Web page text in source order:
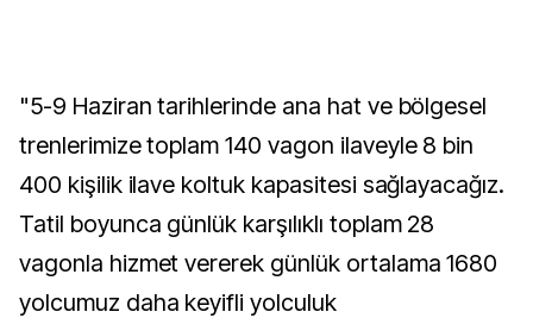
"5-9 Haziran tarihlerinde ana hat ve bölgesel
trenlerimize toplam 140 vagon ilaveyle 8 bin
400 kişilik ilave koltuk kapasitesi sağlayacağız.
Tatil boyunca günlük karşılıklı toplam 28
vagonla hizmet vererek günlük ortalama 1680
yolcumuz daha keyifli yolculuk